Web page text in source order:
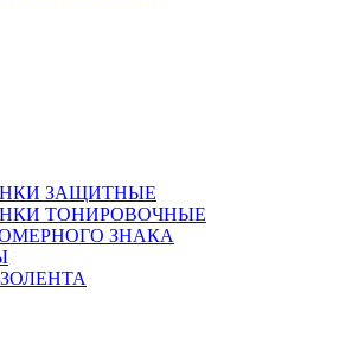
ЗАЩИТНЫЕ
ТОНИРОВОЧНЫЕ
ЗНАКА